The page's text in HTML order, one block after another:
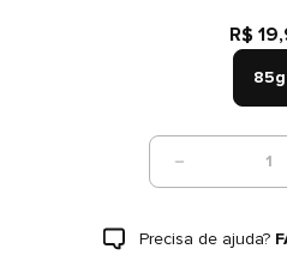
R$
85g
1
Precisa de ajuda?